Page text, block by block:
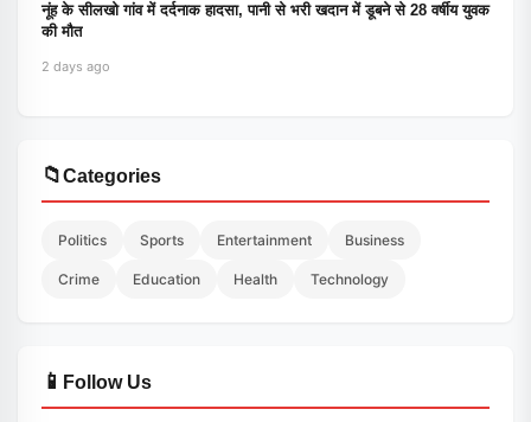
नूंह के सीलखो गांव में दर्दनाक हादसा, पानी से भरी खदान में डूबने से 28 वर्षीय युवक
की मौत
2 days ago
📁Categories
Politics Sports Entertainment Business
Crime Education Health Technology
📱 Follow Us